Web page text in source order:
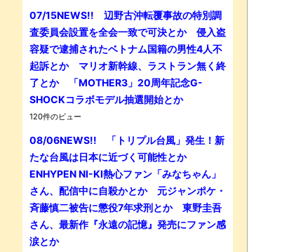
07/15NEWS!! 辺野古沖転覆事故の特別調
査委員会設置を全会一致で可決とか 侵入盗
容疑で逮捕されたベトナム国籍の男性4人不
起訴とか マリオ新幹線、ラストラン無く終
了とか 「MOTHER3」20周年記念G-
SHOCKコラボモデル抽選開始とか
120件のビュー
08/06NEWS!! 「トリプル台風」発生！新
たな台風は日本に近づく可能性とか
ENHYPEN NI-KI熱心ファン「みなちゃん」
さん、配信中に自殺かとか 元ジャンポケ・
斉藤慎二被告に懲役7年求刑とか 東野圭吾
さん、最新作『永遠の記憶』発売にファン感
涙とか